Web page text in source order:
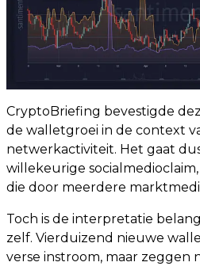
CryptoBriefing bevestigde
de walletgroei in de context
netwerkactiviteit. Het gaat
willekeurige
die door meerdere
Toch is de interpretatie
zelf. Vierduizend nieuwe
verse instroom, maar zeggen